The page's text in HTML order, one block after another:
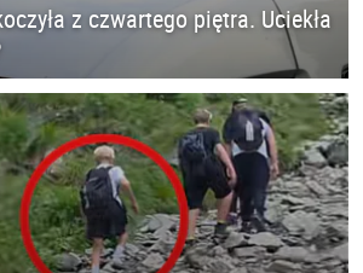
z czwartego piętra. Uciekła